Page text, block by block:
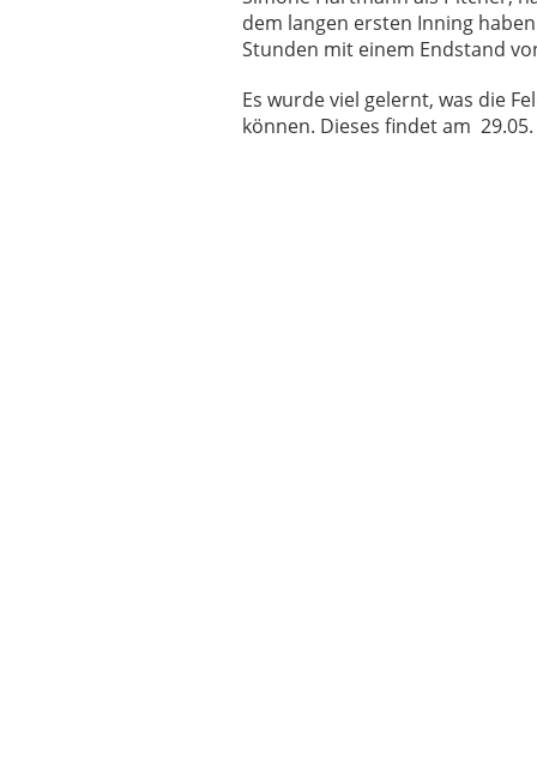
dem langen ersten Inning
Stunden mit einem Endstand
Es wurde viel gelernt, was die
können. Dieses findet am